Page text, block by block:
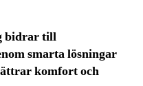
bidrar till
smarta lösningar
komfort och